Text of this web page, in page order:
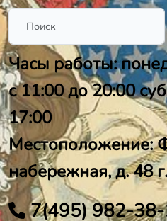
Часы работы:
с 11:00 до 20:00
17:00
Местоположение:
набережная, д. 48
7(495) 982-